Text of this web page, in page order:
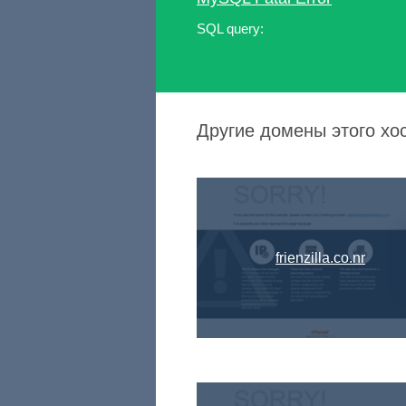
SQL query:
Другие домены этого
frienzilla.co.nr